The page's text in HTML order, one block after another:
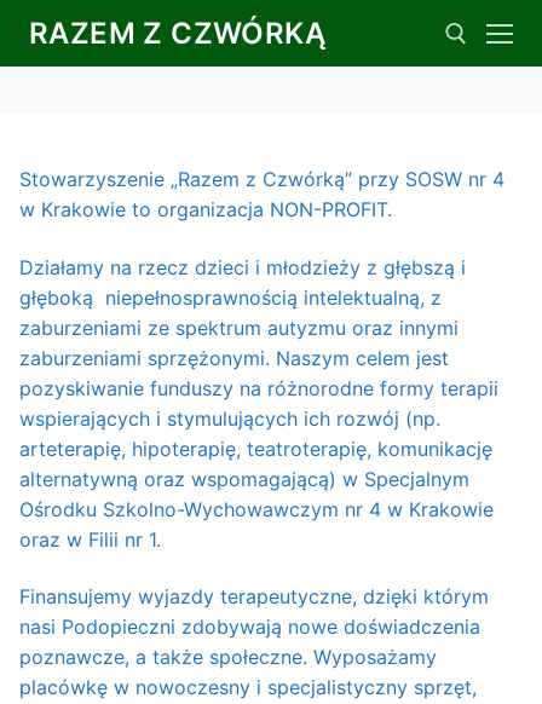
treści
RAZEM Z CZWÓRKĄ
Stowarzyszenie „Razem z Czwórką” przy SOSW nr 4
w Krakowie to organizacja NON-PROFIT.
Działamy na rzecz dzieci i młodzieży z głębszą i
głęboką niepełnosprawnością intelektualną, z
zaburzeniami ze spektrum autyzmu oraz innymi
zaburzeniami sprzężonymi. Naszym celem jest
pozyskiwanie funduszy na różnorodne formy terapii
wspierających i stymulujących ich rozwój (np.
arteterapię, hipoterapię, teatroterapię, komunikację
alternatywną oraz wspomagającą) w Specjalnym
Ośrodku Szkolno-Wychowawczym nr 4 w Krakowie
oraz w Filii nr 1.
Finansujemy wyjazdy terapeutyczne, dzięki którym
nasi Podopieczni zdobywają nowe doświadczenia
poznawcze, a także społeczne. Wyposażamy
placówkę w nowoczesny i specjalistyczny sprzęt,